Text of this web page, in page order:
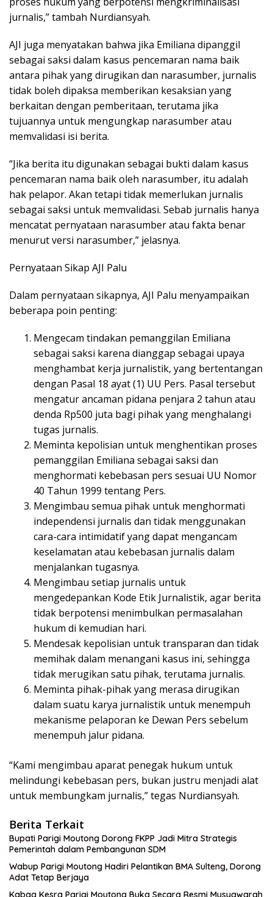
jurnalis,” tambah Nurdiansyah.
AJI juga menyatakan bahwa jika Emiliana dipanggil
sebagai saksi dalam kasus pencemaran nama baik
antara pihak yang dirugikan dan narasumber, jurnalis
tidak boleh dipaksa memberikan kesaksian yang
berkaitan dengan pemberitaan, terutama jika
tujuannya untuk mengungkap narasumber atau
memvalidasi isi berita.
“Jika berita itu digunakan sebagai bukti dalam kasus
pencemaran nama baik oleh narasumber, itu adalah
hak pelapor. Akan tetapi tidak memerlukan jurnalis
sebagai saksi untuk memvalidasi. Sebab jurnalis hanya
mencatat pernyataan narasumber atau fakta benar
menurut versi narasumber,” jelasnya.
Pernyataan Sikap AJI Palu
Dalam pernyataan sikapnya, AJI Palu menyampaikan
beberapa poin penting:
Mengecam tindakan pemanggilan Emiliana
sebagai saksi karena dianggap sebagai upaya
menghambat kerja jurnalistik, yang bertentangan
dengan Pasal 18 ayat (1) UU Pers. Pasal tersebut
mengatur ancaman pidana penjara 2 tahun atau
denda Rp500 juta bagi pihak yang menghalangi
tugas jurnalis.
Meminta kepolisian untuk menghentikan proses
pemanggilan Emiliana sebagai saksi dan
menghormati kebebasan pers sesuai UU Nomor
40 Tahun 1999 tentang Pers.
Mengimbau semua pihak untuk menghormati
independensi jurnalis dan tidak menggunakan
cara-cara intimidatif yang dapat mengancam
keselamatan atau kebebasan jurnalis dalam
menjalankan tugasnya.
Mengimbau setiap jurnalis untuk
mengedepankan Kode Etik Jurnalistik, agar berita
tidak berpotensi menimbulkan permasalahan
hukum di kemudian hari.
Mendesak kepolisian untuk transparan dan tidak
memihak dalam menangani kasus ini, sehingga
tidak merugikan satu pihak, terutama jurnalis.
Meminta pihak-pihak yang merasa dirugikan
dalam suatu karya jurnalistik untuk menempuh
mekanisme pelaporan ke Dewan Pers sebelum
menempuh jalur pidana.
“Kami mengimbau aparat penegak hukum untuk
melindungi kebebasan pers, bukan justru menjadi alat
untuk membungkam jurnalis,” tegas Nurdiansyah.
Berita Terkait
Bupati Parigi Moutong Dorong FKPP Jadi Mitra Strategis
Pemerintah dalam Pembangunan SDM
Wabup Parigi Moutong Hadiri Pelantikan BMA Sulteng, Dorong
Adat Tetap Berjaya
Kabag Kesra Parigi Moutong Buka Secara Resmi Musyawarah